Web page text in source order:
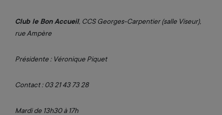
Club le Bon Accueil, CCS Georges-Carpentier (salle Viseur),
rue Ampère
Présidente : Véronique Piquet
Contact : 03 21 43 73 28
Mardi de 13h30 à 17h